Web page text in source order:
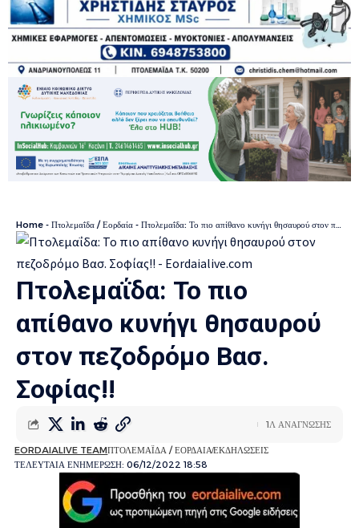
Home - Πτολεμαΐδα / Εορδαία - Πτολεμαΐδα: Το πιο απίθανο κυνήγι θησαυρού στον πεζοδρόμο Βασ. Σοφίας!!
Πτολεμαΐδα: Το πιο
απίθανο κυνήγι θησαυρού
στον πεζοδρόμο Βασ.
Σοφίας!!
ΤΕΛΕΥΤΑΙΑ ΕΝΗΜΕΡΩΣΗ: 06/12/2022 18:58
EORDAIALIVE TEAMΠΤΟΛΕΜΑΪΔΑ / ΕΟΡΔΑΙΑΕΚΔΗΛΩΣΕΙΣ
1Λ ΑΝΑΓΝΩΣΗΣ